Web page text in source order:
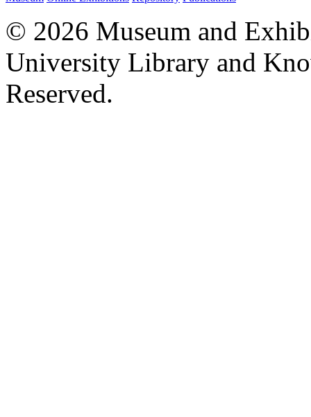
© 2026 Museum and
University Library and
Reserved.